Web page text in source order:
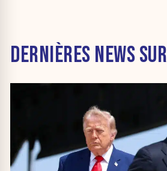
DERNIÈRES NEWS SUR